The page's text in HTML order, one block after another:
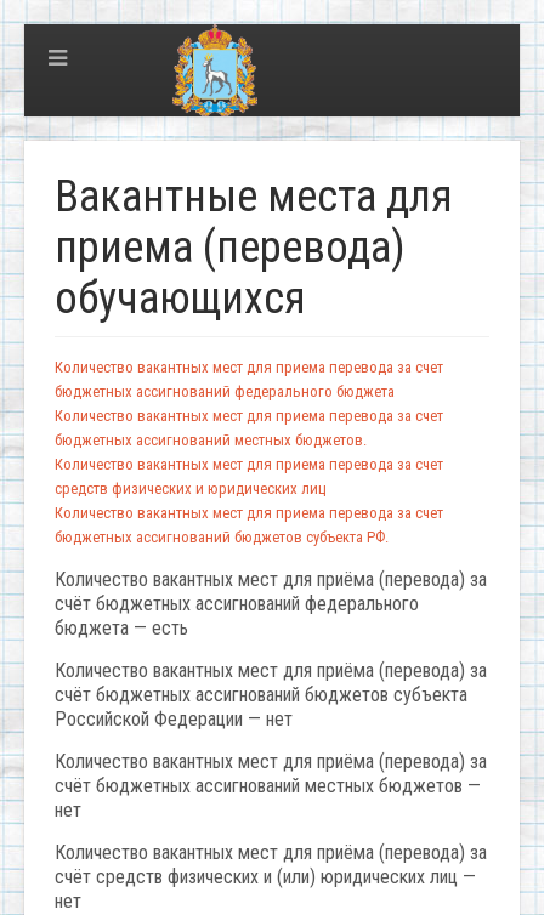
Вакантные места для
приема (перевода)
обучающихся
Количество вакантных мест для приема перевода за счет
бюджетных ассигнований федерального бюджета
Количество вакантных мест для приема перевода за счет
бюджетных ассигнований местных бюджетов.
Количество вакантных мест для приема перевода за счет
средств физических и юридических лиц
Количество вакантных мест для приема перевода за счет
бюджетных ассигнований бюджетов субъекта РФ.
Количество вакантных мест для приёма (перевода) за
счёт бюджетных ассигнований федерального
бюджета — есть
Количество вакантных мест для приёма (перевода) за
счёт бюджетных ассигнований бюджетов субъекта
Российской Федерации — нет
Количество вакантных мест для приёма (перевода) за
счёт бюджетных ассигнований местных бюджетов —
нет
Количество вакантных мест для приёма (перевода) за
счёт средств физических и (или) юридических лиц —
нет